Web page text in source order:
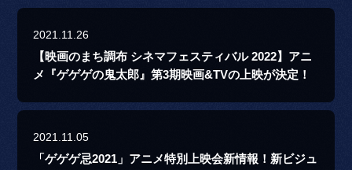
2021.11.26
【映画のまち調布 シネマフェスティバル 2022】アニ
メ『ゲゲゲの鬼太郎』第3期映画&TVの上映が決定！
2021.11.05
「ゲゲゲ忌2021」アニメ特別上映会新情報！新ビジュ